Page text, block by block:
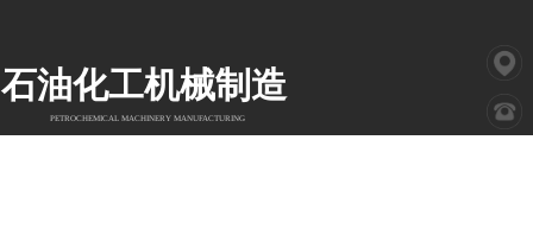
石油化工机械制造
PETROCHEMICAL MACHINERY MANUFACTURING